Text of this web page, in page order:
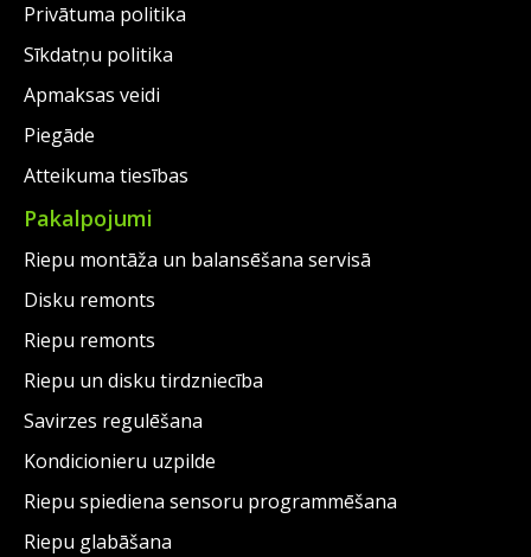
Privātuma politika
Sīkdatņu politika
Apmaksas veidi
Piegāde
Atteikuma tiesības
Pakalpojumi
Riepu montāža un balansēšana servisā
Disku remonts
Riepu remonts
Riepu un disku tirdzniecība
Savirzes regulēšana
Kondicionieru uzpilde
Riepu spiediena sensoru programmēšana
Riepu glabāšana